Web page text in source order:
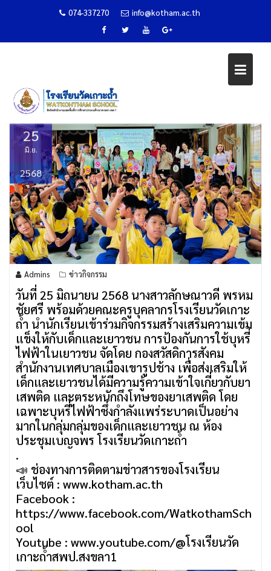
074-337270 info@kotham.ac.th
กิจกรรมสร้างเสริมความเข้มแข็งให้
Home ข่าวกิจกรรม กิจกรรมสร้างเสริมความเข้มแข็งให้กับเด็กและเยาวชน
25
มิ.ย.
2568
Admins ข่าวกิจกรรม
วันที่ 25 มิถนายน 2568 นางสาวลักษณาวดี พรหม
ชัยศรี พร้อมด้วยคณะครูบุคลากรโรงเรียนวัดเกาะ
ถ้ำ นำนักเรียนเข้าร่วมกิจกรรมสร้างเสริมความเข้ม
แข็งให้กับเด็กและเยาวชน การป้องกันการใช้บุหรี่
ไฟฟ้าในเยาวชน จัดโดย กองสวัสดิการสังคม
สำนักงานเทศบาลเมืองเขารูปช้าง เพื่อส่งเสริมให้
เด็กและเยาวชนได้มีความรู้ความเข้าใจเกี่ยวกับยา
เสพติด และตระหนักถึงโทษของยาเสพติด โดย
เฉพาะบุหรี่ไฟฟ้าซึ่งกำลังแพร่ระบาดเป็นอย่าง
มากในกลุ่มกลุ่มของเด็กและเยาวชน ณ ห้อง
ประชุมเบญจพร โรงเรียนวัดเกาะถ้ำ
.
📣 ช่องทางการติดตามข่าวสารของโรงเรียน
เว็บไซต์ : www.kotham.ac.th
Facebook :
https://www.facebook.com/WatkothamSch
ool
Youtube : www.youtube.com/@โรงเรียนวัด
เกาะถ้ําสพป.สงขลา1